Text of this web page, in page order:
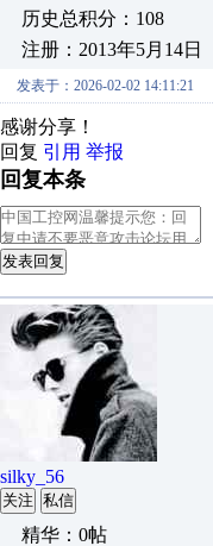
历史总积分：108
注册：2013年5月14日
发表于：2026-02-02 14:11:21
感谢分享！
回复 引用 举报
回复本条
发表回复
silky_56
关注 私信
精华：0帖